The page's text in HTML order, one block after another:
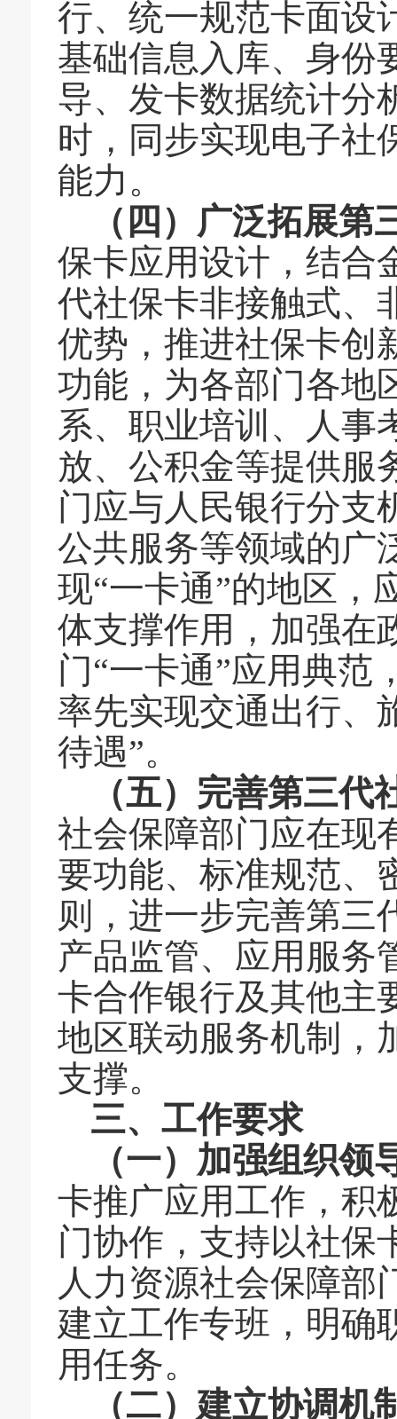
行、统一规范卡面设
基础信息入库、身份
导、发卡数据统计分
时，同步实现电子社
能力。
（四）广泛拓展
保卡应用设计，结合
代社保卡非接触式、
优势，推进社保卡创
功能，为各部门各地
系、职业培训、人事
放、公积金等提供服
门应与人民银行分支
公共服务等领域的广
现“一卡通”的地区，
体支撑作用，加强在
门“一卡通”应用典范
率先实现交通出行、
待遇”。
（五）完善第三
社会保障部门应在现
要功能、标准规范、
则，进一步完善第三
产品监管、应用服务
卡合作银行及其他主
地区联动服务机制，
支撑。
三、工作要求
（一）加强组织领
卡推广应用工作，积
门协作，支持以社保
人力资源社会保障部
建立工作专班，明确
用任务。
（二）建立协调机